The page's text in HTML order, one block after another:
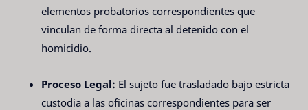
elementos probatorios correspondientes que
vinculan de forma directa al detenido con el
homicidio.
Proceso Legal: El sujeto fue trasladado bajo estricta
custodia a las oficinas correspondientes para ser